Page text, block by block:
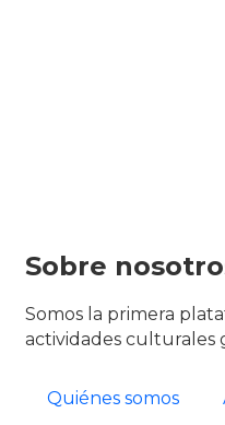
Sobre
Somos la primera
actividades culturales
Quiénes somos